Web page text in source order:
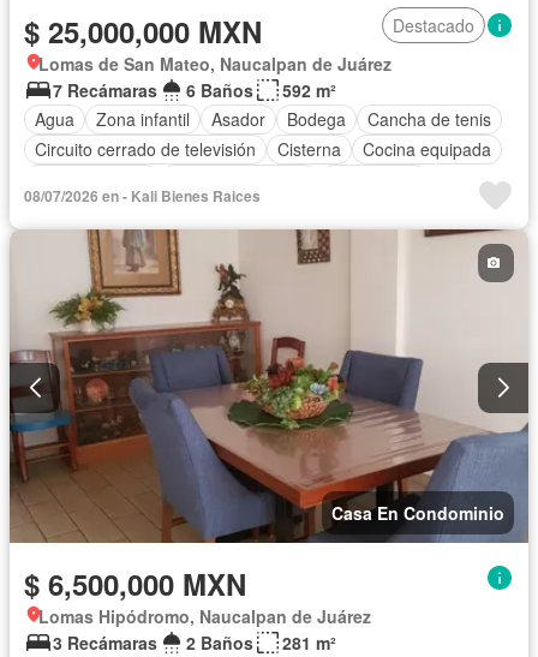
$ 25,000,000 MXN
Destacado
Lomas de San Mateo, Naucalpan de Juárez
7 Recámaras
6 Baños
592 m²
Agua
Zona infantil Asador Bodega
Cancha de tenis
Circuito cerrado de televisión
Cisterna
Cocina equipada
Estacionamiento
Gas natural
Recámara con closet
Vista panorámica
08/07/2026 en - Kali Bienes Raices
Casa En Condominio
$ 6,500,000 MXN
Lomas Hipódromo, Naucalpan de Juárez
3 Recámaras
2 Baños 281 m²